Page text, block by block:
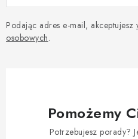
Podając adres e-mail, akceptujesz
osobowych.
Pomożemy
Potrzebujesz porady?